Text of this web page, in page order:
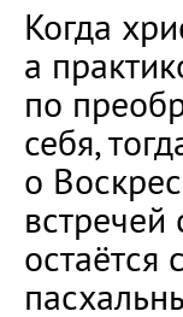
Когда
а
по
себя,
о
остаётся